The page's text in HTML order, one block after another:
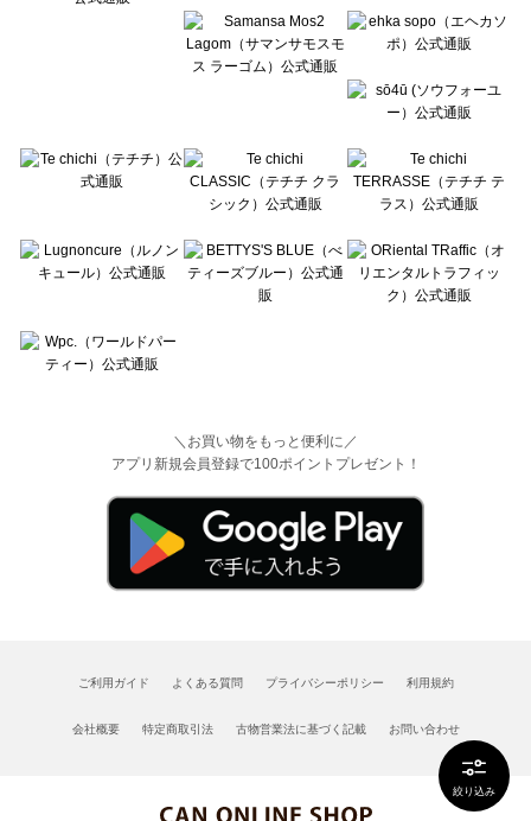
絞り込み
＼お買い物をもっと便利に／
アプリ新規会員登録で100ポイントプレゼント！
ご利用ガイド よくある質問 プライバシーポリシー 利用規約
会社概要 特定商取引法 古物営業法に基づく記載 お問い合わせ